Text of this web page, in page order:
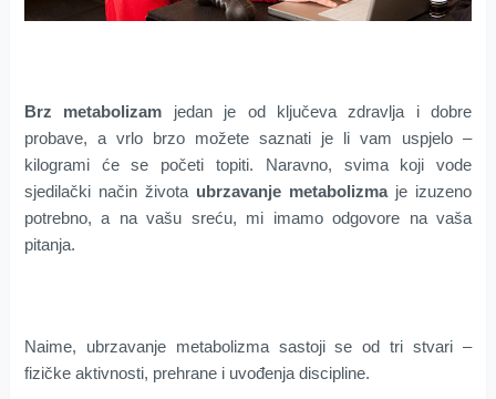
Brz metabolizam jedan je od ključeva zdravlja i dobre
probave, a vrlo brzo možete saznati je li vam uspjelo –
kilogrami će se početi topiti. Naravno, svima koji vode
sjedilački način života ubrzavanje metabolizmaje izuzeno
potrebno, a na vašu sreću, mi imamo odgovore na vaša
pitanja.
Naime, ubrzavanje metabolizma sastoji se od tri stvari –
fizičke aktivnosti, prehrane i uvođenja discipline.